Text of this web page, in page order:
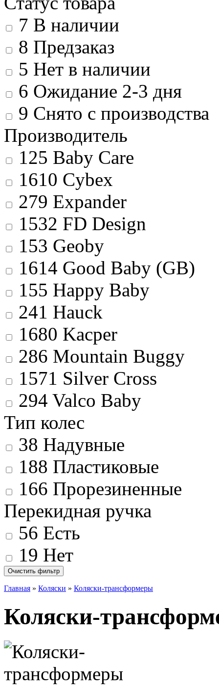
7 В наличии
8 Предзаказ
5 Нет в наличии
6 Ожидание 2-3 дня
9 Снято с производства
Производитель
125 Baby Care
1610 Cybex
279 Expander
1532 FD Design
153 Geoby
1614 Good Baby (GB)
155 Happy Baby
241 Hauck
1680 Kacper
286 Mountain Buggy
1571 Silver Cross
294 Valco Baby
Тип колес
38 Надувные
188 Пластиковые
166 Прорезиненные
Перекидная ручка
56 Есть
19 Нет
Главная » Коляски » Коляски-трансформеры
Коляски-